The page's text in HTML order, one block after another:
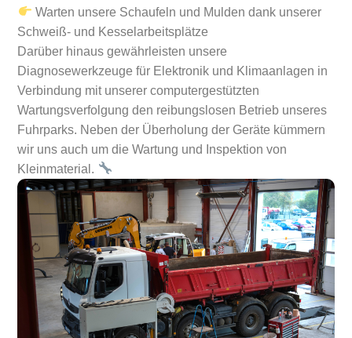
Warten unsere Schaufeln und Mulden dank unserer
Schweiß- und Kesselarbeitsplätze
Darüber hinaus gewährleisten unsere
Diagnosewerkzeuge für Elektronik und Klimaanlagen in
Verbindung mit unserer computergestützten
Wartungsverfolgung den reibungslosen Betrieb unseres
Fuhrparks. Neben der Überholung der Geräte kümmern
wir uns auch um die Wartung und Inspektion von
Kleinmaterial.